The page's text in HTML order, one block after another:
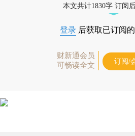
本文共计1830字 订阅
登录 后获取已订阅
财新通会员
可畅读全文
订阅/